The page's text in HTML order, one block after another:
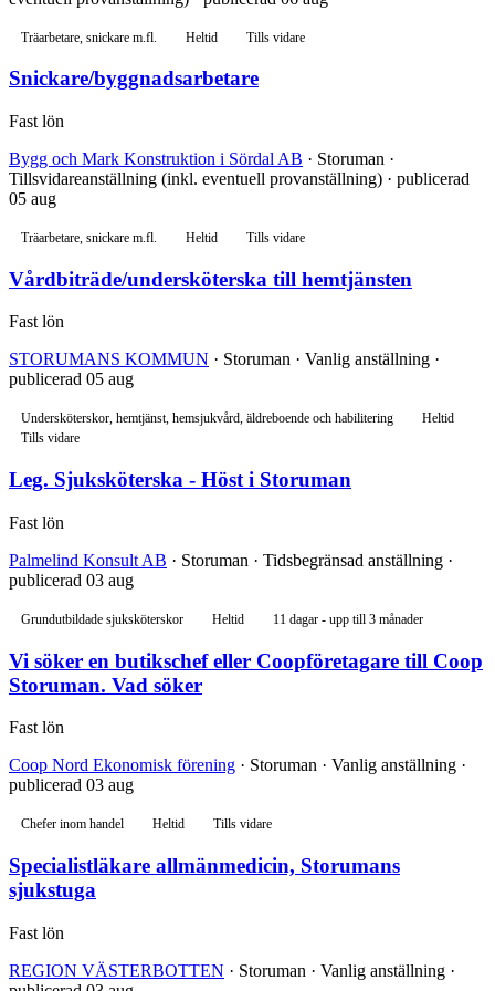
Träarbetare, snickare m.fl. Heltid Tills vidare
Snickare/byggnadsarbetare
Fast lön
Bygg och Mark Konstruktion i Sördal AB · Storuman ·
Tillsvidareanställning (inkl. eventuell provanställning) · publicerad
05 aug
Träarbetare, snickare m.fl. Heltid Tills vidare
Vårdbiträde/undersköterska till hemtjänsten
Fast lön
STORUMANS KOMMUN · Storuman · Vanlig anställning ·
publicerad 05 aug
Undersköterskor, hemtjänst, hemsjukvård, äldreboende och habilitering
Heltid
Tills vidare
Leg. Sjuksköterska - Höst i Storuman
Fast lön
Palmelind Konsult AB · Storuman · Tidsbegränsad anställning ·
publicerad 03 aug
Grundutbildade sjuksköterskor Heltid 11 dagar - upp till 3 månader
Vi söker en butikschef eller Coopföretagare till Coop
Storuman. Vad söker
Fast lön
Coop Nord Ekonomisk förening · Storuman · Vanlig anställning ·
publicerad 03 aug
Chefer inom handel Heltid Tills vidare
Specialistläkare allmänmedicin, Storumans
sjukstuga
Fast lön
REGION VÄSTERBOTTEN · Storuman · Vanlig anställning ·